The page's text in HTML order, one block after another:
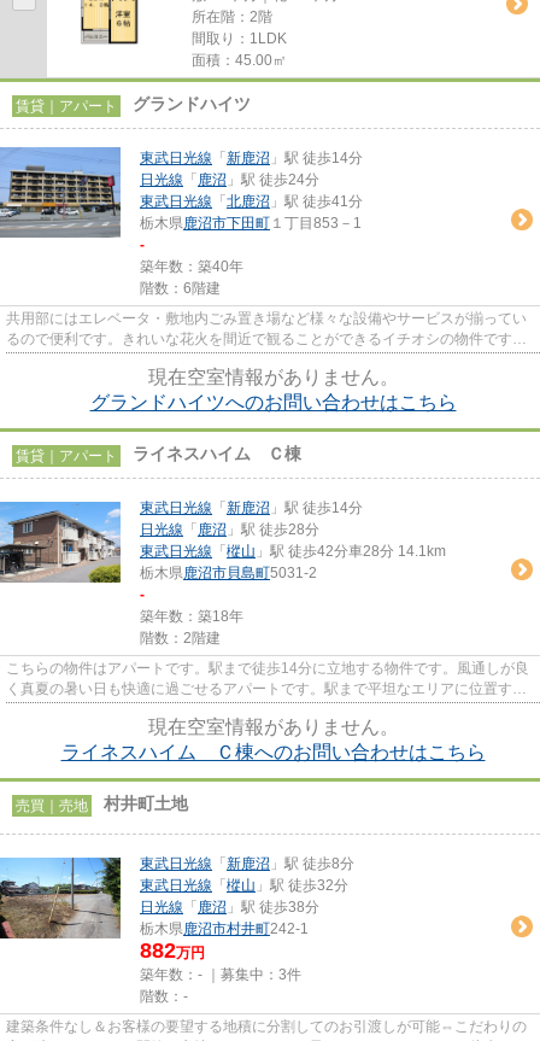
所在階：2階
間取り：1LDK
面積：45.00㎡
賃貸｜アパート グランドハイツ
東武日光線 「 新鹿沼 」駅 徒歩14分
日光線 「 鹿沼 」駅 徒歩24分
東武日光線 「 北鹿沼 」駅 徒歩41分
栃木県鹿沼市下田町 １丁目853－1
-
築年数：築40年
階数：6階建
共用部にはエレベータ・敷地内ごみ置き場など様々な設備やサービスが揃ってい
るので便利です。きれいな花火を間近で観ることができるイチオシの物件です。
現在空室情報がありません。
グランドハイツへのお問い合わせはこちら
賃貸｜アパート ライネスハイム Ｃ棟
東武日光線 「 新鹿沼 」駅 徒歩14分
日光線 「 鹿沼 」駅 徒歩28分
東武日光線 「 樅山 」駅 徒歩42分車28分 14.1km
栃木県鹿沼市貝島町5031-2
-
築年数：築18年
階数：2階建
こちらの物件はアパートです。駅まで徒歩14分に立地する物件です。風通しが良
く真夏の暑い日も快適に過ごせるアパートです。駅まで平坦なエリアに位置する
現在空室情報がありません。
ライネスハイム Ｃ棟へのお問い合わせはこちら
売買｜売地 村井町土地
東武日光線 「 新鹿沼 」駅 徒歩8分
東武日光線 「 樅山 」駅 徒歩32分
日光線 「 鹿沼 」駅 徒歩38分
栃木県鹿沼市村井町242-1
882万円
築年数：- ｜募集中： 3件
階数：-
建築条件なし＆お客様の要望する地積に分割してのお引渡しが可能⇔こだわりの